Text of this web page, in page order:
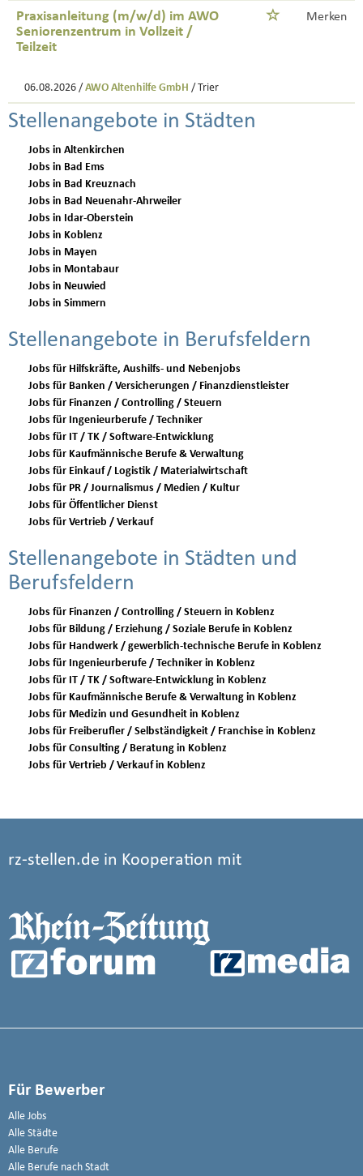
Praxisanleitung (m/w/d) im AWO
Seniorenzentrum in Vollzeit /
Teilzeit
Merken
06.08.2026 / AWO Altenhilfe GmbH / Trier
Stellenangebote in Städten
Jobs in Altenkirchen
Jobs in Bad Ems
Jobs in Bad Kreuznach
Jobs in Bad Neuenahr-Ahrweiler
Jobs in Idar-Oberstein
Jobs in Koblenz
Jobs in Mayen
Jobs in Montabaur
Jobs in Neuwied
Jobs in Simmern
Stellenangebote in Berufsfeldern
Jobs für Hilfskräfte, Aushilfs- und Nebenjobs
Jobs für Banken / Versicherungen / Finanzdienstleister
Jobs für Finanzen / Controlling / Steuern
Jobs für Ingenieurberufe / Techniker
Jobs für IT / TK / Software-Entwicklung
Jobs für Kaufmännische Berufe & Verwaltung
Jobs für Einkauf / Logistik / Materialwirtschaft
Jobs für PR / Journalismus / Medien / Kultur
Jobs für Öffentlicher Dienst
Jobs für Vertrieb / Verkauf
Stellenangebote in Städten und
Berufsfeldern
Jobs für Finanzen / Controlling / Steuern in Koblenz
Jobs für Bildung / Erziehung / Soziale Berufe in Koblenz
Jobs für Handwerk / gewerblich-technische Berufe in Koblenz
Jobs für Ingenieurberufe / Techniker in Koblenz
Jobs für IT / TK / Software-Entwicklung in Koblenz
Jobs für Kaufmännische Berufe & Verwaltung in Koblenz
Jobs für Medizin und Gesundheit in Koblenz
Jobs für Freiberufler / Selbständigkeit / Franchise in Koblenz
Jobs für Consulting / Beratung in Koblenz
Jobs für Vertrieb / Verkauf in Koblenz
rz-stellen.de in Kooperation mit
Für Bewerber
Alle Jobs
Alle Städte
Alle Berufe
Alle Berufe nach Stadt